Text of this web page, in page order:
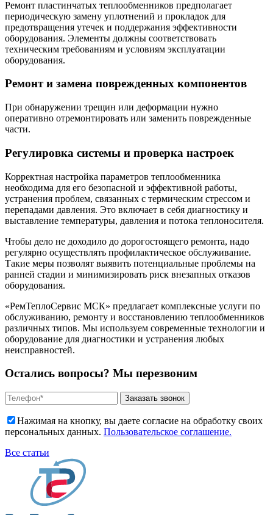
Ремонт пластинчатых теплообменников предполагает
периодическую замену уплотнений и прокладок для
предотвращения утечек и поддержания эффективности
оборудования. Элементы должны соответствовать
техническим требованиям и условиям эксплуатации
оборудования.
Ремонт и замена поврежденных компонентов
При обнаружении трещин или деформации нужно
оперативно отремонтировать или заменить поврежденные
части.
Регулировка системы и проверка настроек
Корректная настройка параметров теплообменника
необходима для его безопасной и эффективной работы,
устранения проблем, связанных с термическим стрессом и
перепадами давления. Это включает в себя диагностику и
выставление температуры, давления и потока теплоносителя.
Чтобы дело не доходило до дорогостоящего ремонта, надо
регулярно осуществлять профилактическое обслуживание.
Такие меры позволят выявить потенциальные проблемы на
ранней стадии и минимизировать риск внезапных отказов
оборудования.
«РемТеплоСервис МСК» предлагает комплексные услуги по
обслуживанию, ремонту и восстановлению теплообменников
различных типов. Мы используем современные технологии и
оборудование для диагностики и устранения любых
неисправностей.
Остались вопросы? Мы перезвоним
Нажимая на кнопку, вы даете согласие на обработку своих
персональных данных. Пользовательское соглашение.
Все статьи